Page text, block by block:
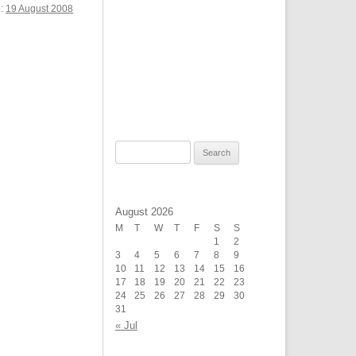
19 August 2008
August 2026
M W F S
S
1
2
3
4 5 6 7 8
9
10
11 12 13 14 15
16
17
18 19 20 21 22
23
24
25 26 27 28 29
30
31
« Jul